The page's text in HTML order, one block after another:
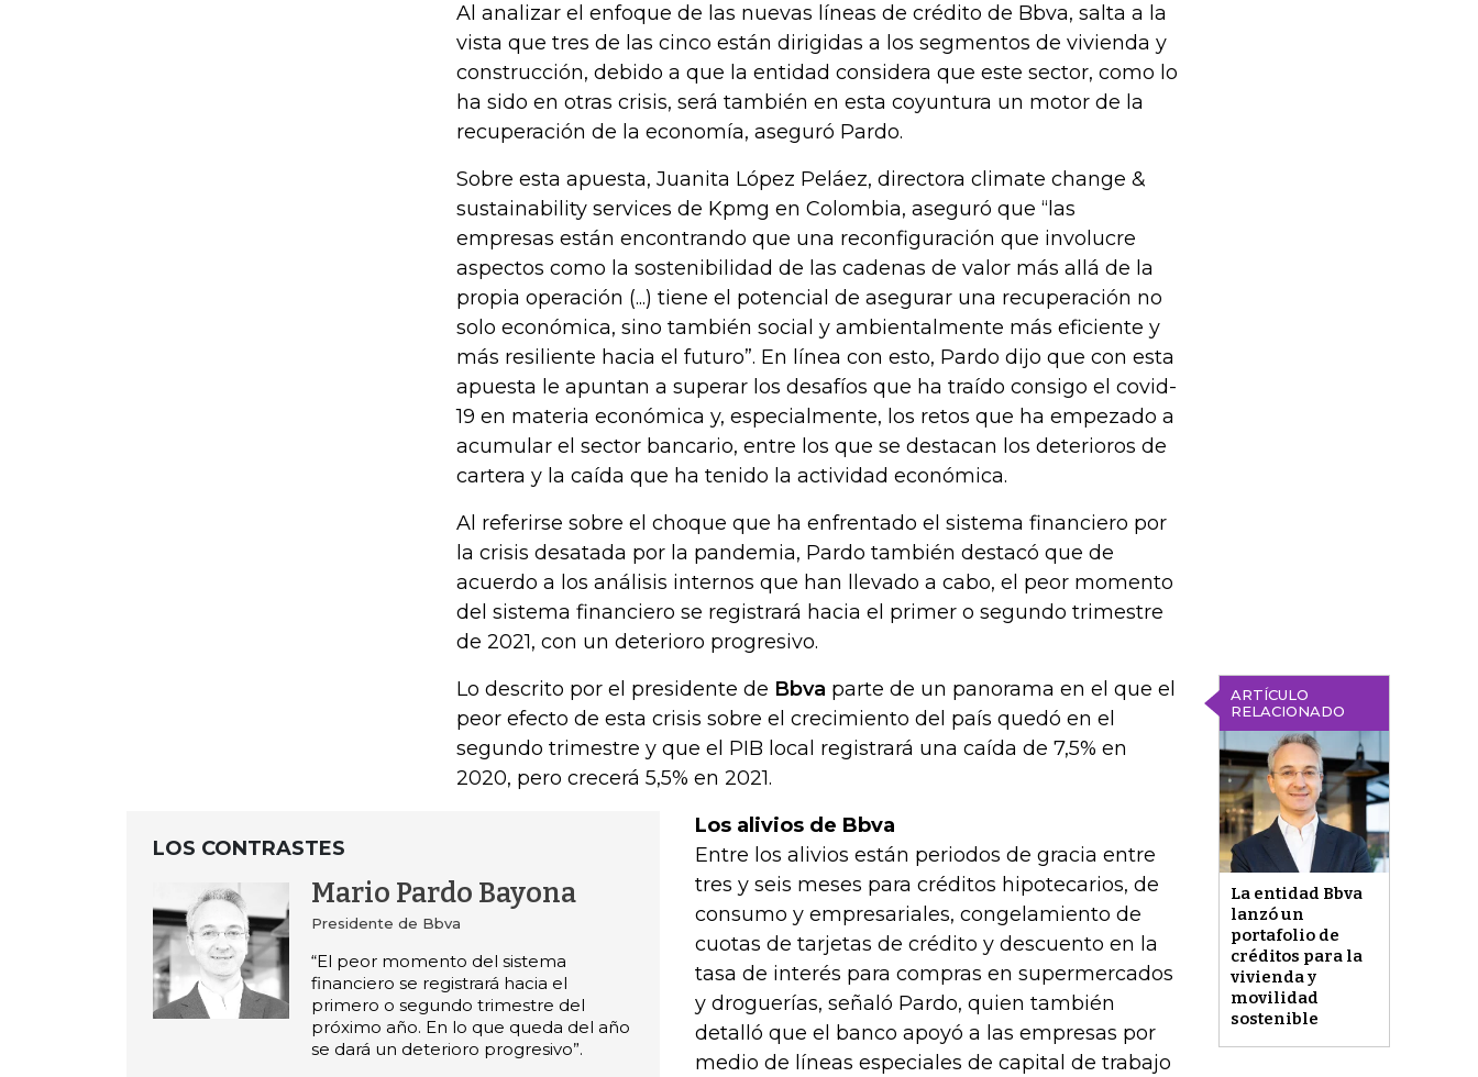
Al analizar el enfoque de las nuevas líneas de crédito de Bbva, salta a la
vista que tres de las cinco están dirigidas a los segmentos de vivienda y
construcción, debido a que la entidad considera que este sector, como lo
ha sido en otras crisis, será también en esta coyuntura un motor de la
recuperación de la economía, aseguró Pardo.
Sobre esta apuesta, Juanita López Peláez, directora climate change &
sustainability services de Kpmg en Colombia, aseguró que “las
empresas están encontrando que una reconfiguración que involucre
aspectos como la sostenibilidad de las cadenas de valor más allá de la
propia operación (...) tiene el potencial de asegurar una recuperación no
solo económica, sino también social y ambientalmente más eficiente y
más resiliente hacia el futuro”. En línea con esto, Pardo dijo que con esta
apuesta le apuntan a superar los desafíos que ha traído consigo el covid-
19 en materia económica y, especialmente, los retos que ha empezado a
acumular el sector bancario, entre los que se destacan los deterioros de
cartera y la caída que ha tenido la actividad económica.
Al referirse sobre el choque que ha enfrentado el sistema financiero por
la crisis desatada por la pandemia, Pardo también destacó que de
acuerdo a los análisis internos que han llevado a cabo, el peor momento
del sistema financiero se registrará hacia el primer o segundo trimestre
de 2021, con un deterioro progresivo.
ARTÍCULO
RELACIONADO
La entidad Bbva
lanzó un
portafolio de
créditos para la
vivienda y
movilidad
sostenible
Lo descrito por el presidente de Bbva parte de un panorama en el que el
peor efecto de esta crisis sobre el crecimiento del país quedó en el
segundo trimestre y que el PIB local registrará una caída de 7,5% en
2020, pero crecerá 5,5% en 2021.
LOS CONTRASTES
Mario Pardo Bayona
Presidente de Bbva
“El peor momento del sistema
financiero se registrará hacia el
primero o segundo trimestre del
próximo año. En lo que queda del año
se dará un deterioro progresivo”.
Los alivios de Bbva
Entre los alivios están periodos de gracia entre
tres y seis meses para créditos hipotecarios, de
consumo y empresariales, congelamiento de
cuotas de tarjetas de crédito y descuento en la
tasa de interés para compras en supermercados
y droguerías, señaló Pardo, quien también
detalló que el banco apoyó a las empresas por
medio de líneas especiales de capital de trabajo